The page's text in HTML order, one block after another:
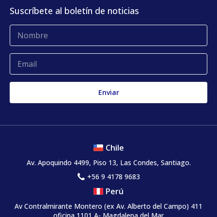
Glosario
Quejas y reclamos
Suscríbete al boletín de noticias
Chile
Av. Apoquindo 4499, Piso 13, Las Condes, Santiago.
+56 9 4178 9683
Perú
Av Contralmirante Montero (ex Av. Alberto del Campo) 411